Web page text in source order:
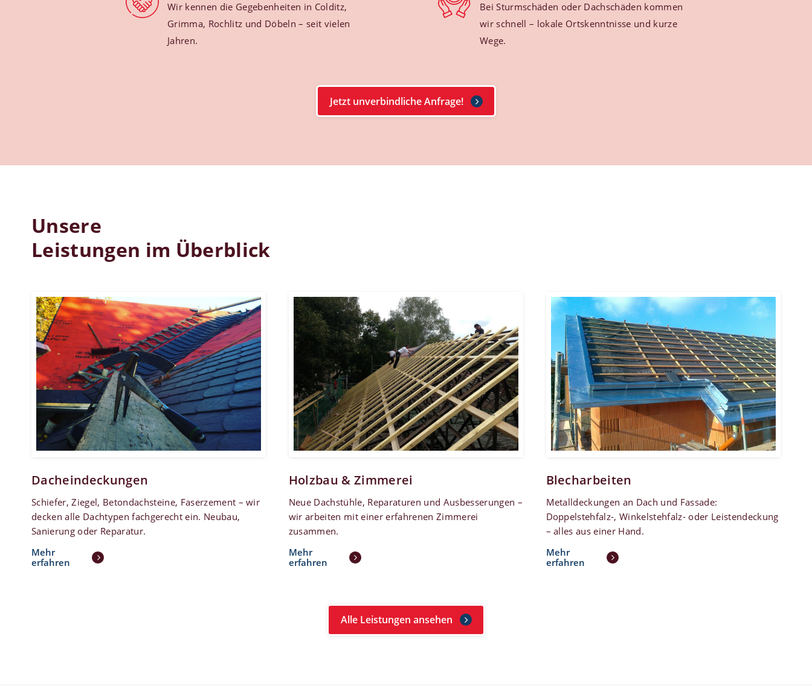
Wir kennen die Gegebenheiten in Colditz,
Grimma, Rochlitz und Döbeln – seit vielen
Jahren.
Bei Sturmschäden oder Dachschäden kommen
wir schnell – lokale Ortskenntnisse und kurze
Wege.
Jetzt unverbindliche Anfrage!
Unsere
Leistungen im Überblick
Dacheindeckungen
Schiefer, Ziegel, Betondachsteine, Faserzement – wir
decken alle Dachtypen fachgerecht ein. Neubau,
Sanierung oder Reparatur.
Mehr
erfahren
Holzbau & Zimmerei
Neue Dachstühle, Reparaturen und Ausbesserungen –
wir arbeiten mit einer erfahrenen Zimmerei
zusammen.
Mehr
erfahren
Blecharbeiten
Metalldeckungen an Dach und Fassade:
Doppelstehfalz-, Winkelstehfalz- oder Leistendeckung
– alles aus einer Hand.
Mehr
erfahren
Alle Leistungen ansehen